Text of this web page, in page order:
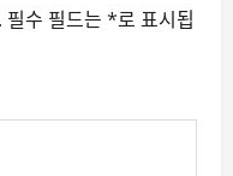
필수 필드는 *로 표시됩